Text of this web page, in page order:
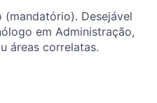
Desejável
em Administração,
áreas correlatas.